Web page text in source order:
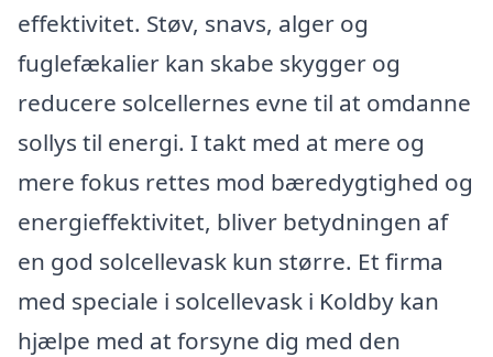
effektivitet. Støv, snavs, alger og
fuglefækalier kan skabe skygger og
reducere solcellernes evne til at omdanne
sollys til energi. I takt med at mere og
mere fokus rettes mod bæredygtighed og
energieffektivitet, bliver betydningen af
en god solcellevask kun større. Et firma
med speciale i solcellevask i Koldby kan
hjælpe med at forsyne dig med den